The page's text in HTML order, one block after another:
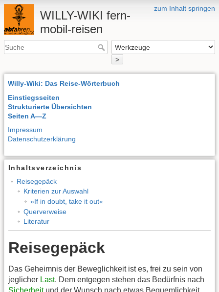
zum Inhalt springen
WILLY-WIKI fern-
mobil-reisen
>
Willy-Wiki: Das Reise-Wörterbuch
Einstiegsseiten
Strukturierte Übersichten
Seiten A—Z
Impressum
Datenschutzerklärung
Inhaltsverzeichnis
Reisegepäck
Kriterien zur Auswahl
»If in doubt, take it out«
Querverweise
Literatur
Reisegepäck
Das Geheimnis der Beweglichkeit ist es, frei zu sein von
jeglicher Last. Dem entgegen stehen das Bedürfnis nach